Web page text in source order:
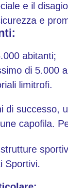
e il
e
abitanti;
di 5.000
limitrofi.
di successo,
capofila.
Sportivi.